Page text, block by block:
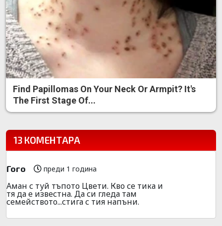
Find Papillomas On Your Neck Or Armpit? It's
The First Stage Of...
13 КОМЕНТАРА
Гого преди 1 година
Аман с туй тъпото Цвети. Кво се тика и
тя да е известна. Да си гледа там
семейството...стига с тия напъни.